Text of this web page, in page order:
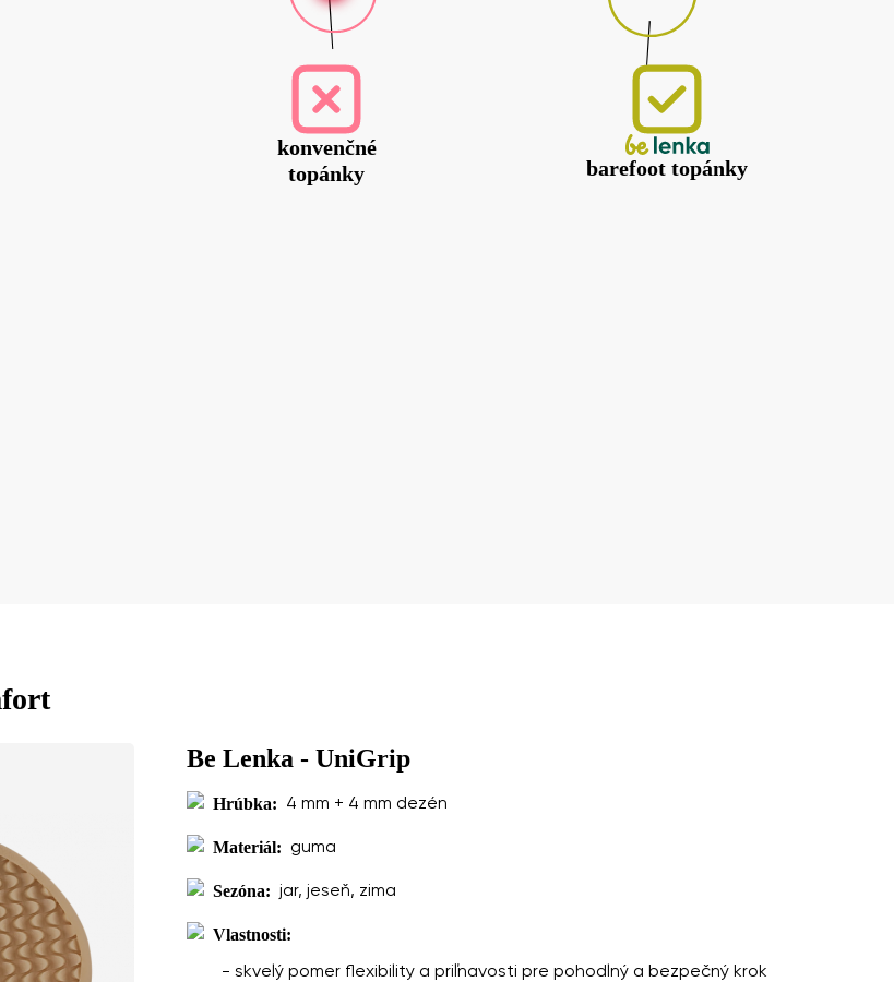
konvenčné
topánky
barefoot topánky
Be Lenka - UniGrip
Hrúbka: 4 mm + 4 mm dezén
Materiál: guma
Sezóna: jar, jeseň, zima
Vlastnosti:
- skvelý pomer flexibility a priľnavosti pre pohodlný a bezpečný krok
Pridať hodnotenie